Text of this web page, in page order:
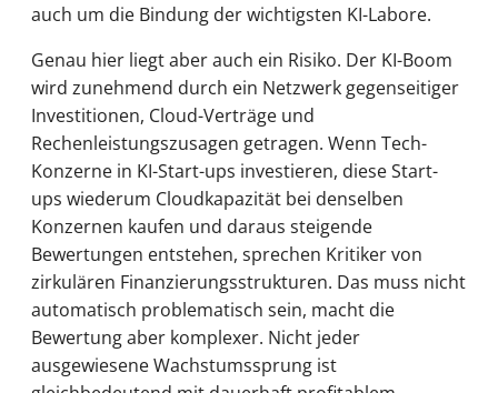
auch um die Bindung der wichtigsten KI-Labore.
Genau hier liegt aber auch ein Risiko. Der KI-Boom
wird zunehmend durch ein Netzwerk gegenseitiger
Investitionen, Cloud-Verträge und
Rechenleistungszusagen getragen. Wenn Tech-
Konzerne in KI-Start-ups investieren, diese Start-
ups wiederum Cloudkapazität bei denselben
Konzernen kaufen und daraus steigende
Bewertungen entstehen, sprechen Kritiker von
zirkulären Finanzierungsstrukturen. Das muss nicht
automatisch problematisch sein, macht die
Bewertung aber komplexer. Nicht jeder
ausgewiesene Wachstumssprung ist